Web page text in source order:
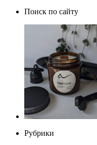
записей
Поиск по сайту
Рубрики